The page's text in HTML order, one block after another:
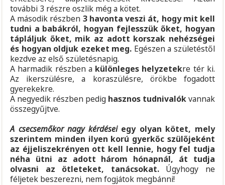
további 3 részre oszlik még a kötet.
A második részben 3 havonta veszi át, hogy mit kell
tudni a babákról, hogyan fejlesszük őket, hogyan
tápláljuk őket, mik az adott korszak nehézségei
és hogyan oldjuk ezeket meg. Egészen a születéstől
kezdve az első születésnapig.
A harmadik részben a különleges helyzetekre tér ki.
Az ikerszülésre, a koraszülésre, örökbe fogadott
gyerekekre.
A negyedik részben pedig hasznos tudnivalókvannak
összegyűjtve.
A csecsemőkor nagy kérdéseiegy olyan kötet, mely
szerintem minden ilyen korú gyerkőc szülőjeként
az éjjeliszekrényen ott kell lennie, hogy fel tudja
néha ütni az adott három hónapnál, át tudja
olvasni az ötleteket, tanácsokat.Úgyhogy ne
féljetek beszerezni, nem fogjátok megbánni!